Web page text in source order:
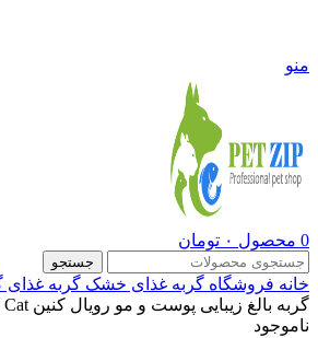
منو
0 محصول ۰ تومان
جستجو
خانه فروشگاه گربه غذای خشک گربه غذای
گربه بالغ زیبایی پوست و مو رویال کنین Beauty Cat
ناموجود